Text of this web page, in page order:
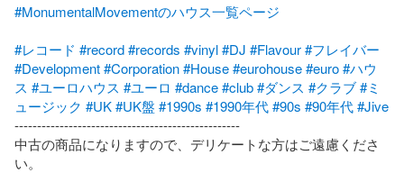
#MonumentalMovementのハウス一覧ページ
#レコード #record#records #vinyl#DJ #Flavour#フレイバー
#Development#Corporation#House#eurohouse#euro#ハウ
ス #ユーロハウス #ユーロ #dance#club#ダンス #クラブ#ミ
ュージック #UK#UK盤 #1990s #1990年代#90s #90年代#Jive
--------------------------------------------------
中古の商品になりますので、デリケートな方はご遠慮くださ
い。